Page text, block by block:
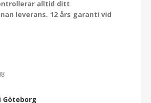
alltid ditt
leverans. 12 års garanti vid
Göteborg